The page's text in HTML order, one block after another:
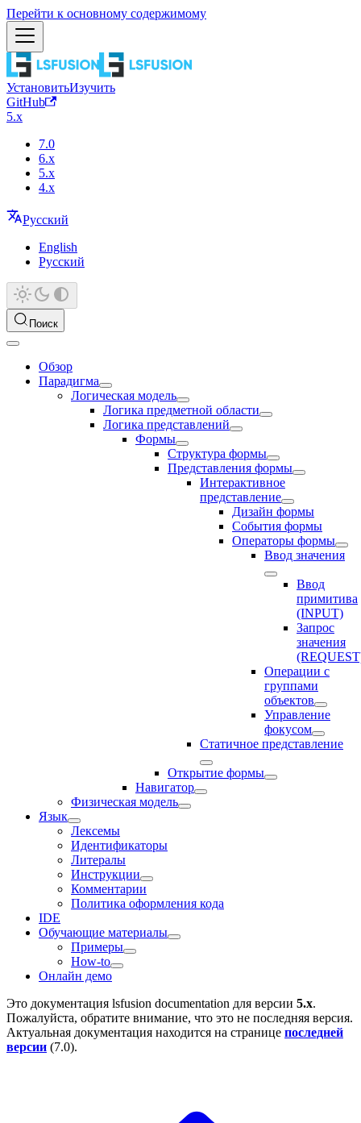
Перейти к основному содержимому
УстановитьИзучить
GitHub
5.x
7.0
6.x
5.x
4.x
Русский
English
Русский
Поиск
Обзор
Парадигма
Логическая модель
Логика предметной области
Логика представлений
Формы
Структура формы
Представления формы
Интерактивное
представление
Дизайн формы
События формы
Операторы формы
Ввод значения
Ввод
примитива
(INPUT)
Запрос
значения
Операции с
группами
объектов
Управление
фокусом
Статичное представление
Открытие формы
Навигатор
Физическая модель
Язык
Лексемы
Идентификаторы
Литералы
Инструкции
Комментарии
Политика оформления кода
IDE
Обучающие материалы
Примеры
How-to
Онлайн демо
Это документация lsfusion documentation для версии 5.x.
Пожалуйста, обратите внимание, что это не последняя версия.
Актуальная документация находится на странице последней
версии (7.0).